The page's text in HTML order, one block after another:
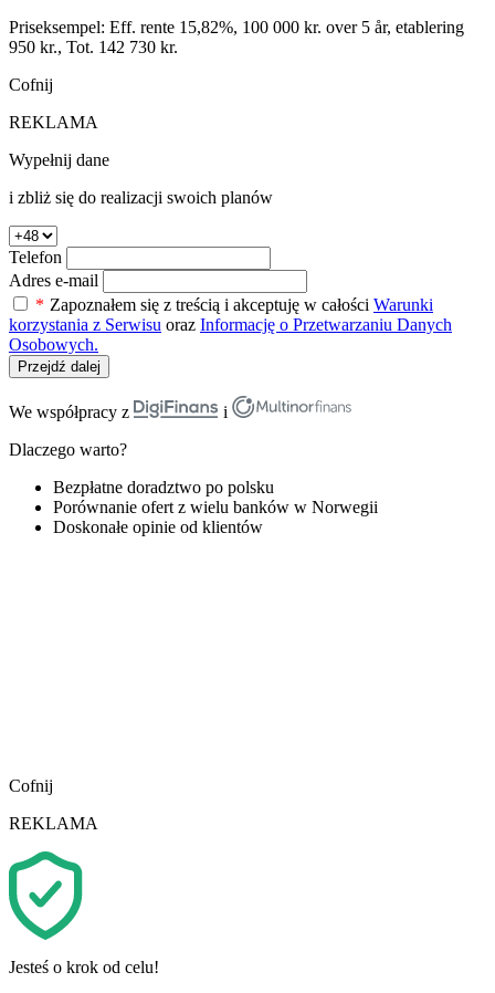
Priseksempel: Eff. rente 15,82%, 100 000 kr. over 5 år, etablering
950 kr., Tot. 142 730 kr.
Cofnij
REKLAMA
Wypełnij dane
i zbliż się do realizacji swoich planów
Telefon
Adres e-mail
* Zapoznałem się z treścią i akceptuję w całości Warunki
korzystania z Serwisu oraz Informację o Przetwarzaniu Danych
Osobowych.
Przejdź dalej
We współpracy z
i
Dlaczego warto?
Bezpłatne doradztwo po polsku
Porównanie ofert z wielu banków w Norwegii
Doskonałe opinie od klientów
Cofnij
REKLAMA
Jesteś o krok od celu!